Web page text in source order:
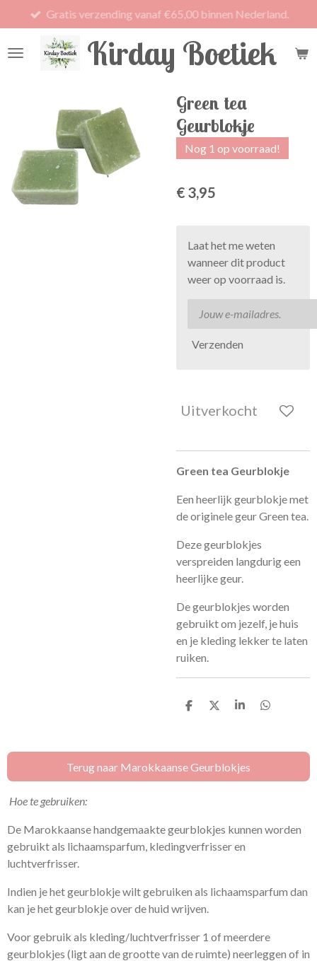
direct
naar
Kirday Boetiek
Gratis verzending vanaf €65,00 binnen Nederland.
Green tea
Geurblokje
Nog 1 op voorraad!
€ 3,95
Laat het me weten
wanneer dit product
weer op voorraad is.
Verzenden
Uitverkocht
Green tea Geurblokje
Een heerlijk geurblokje met
de originele geur Green tea.
Deze geurblokjes
verspreiden langdurig een
heerlijke geur.
De geurblokjes worden
gebruikt om jezelf, je huis
en je kleding lekker te laten
ruiken.
D
n
D
S
e
D
n
Terug naar Marokkaanse Geurblokjes
Hoe te gebruiken:
De Marokkaanse handgemaakte geurblokjes kunnen worden
gebruikt als lichaamsparfum, kledingverfrisser en
luchtverfrisser.
Indien je het geurblokje wilt gebruiken als lichaamsparfum dan
kan je het geurblokje over de huid wrijven.
Voor gebruik als kleding/luchtverfrisser 1 of meerdere
geurblokjes (ligt aan de grootte van de ruimte) neerleggen of in